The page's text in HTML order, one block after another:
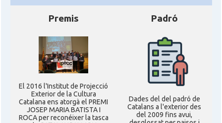
Premis
El 2016 l'Institut de Projecció
Exterior de la Cultura
Catalana ens atorgà el PREMI
JOSEP MARIA BATISTA I
ROCA per reconéixer la tasca
Padró
Dades del del padró de
Catalans a l'exterior des
del 2009 fins avui,